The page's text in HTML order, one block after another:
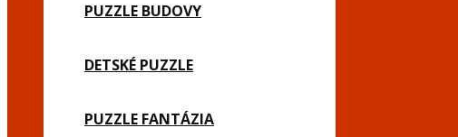
PUZZLE BUDOVY
DETSKÉ PUZZLE
PUZZLE FANTÁZIA